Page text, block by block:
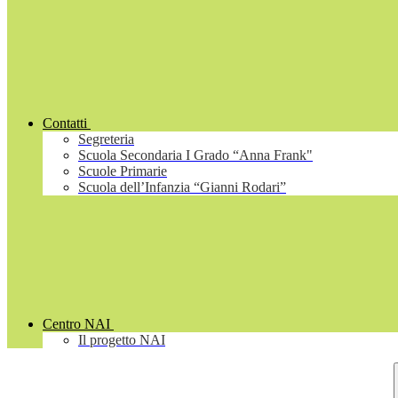
Contatti
Segreteria
Scuola Secondaria I Grado “Anna Frank"
Scuole Primarie
Scuola dell’Infanzia “Gianni Rodari”
Centro NAI
Il progetto NAI